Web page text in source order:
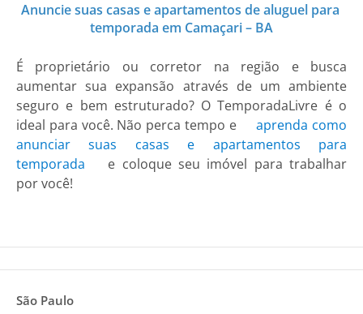
Anuncie suas casas e apartamentos de aluguel para
temporada em Camaçari – BA
É proprietário ou corretor na região e busca
aumentar sua expansão através de um ambiente
seguro e bem estruturado? O TemporadaLivre é o
ideal para você. Não perca tempo e
aprenda como
anunciar suas casas e apartamentos para
temporada
e coloque seu imóvel para trabalhar
por você!
São Paulo